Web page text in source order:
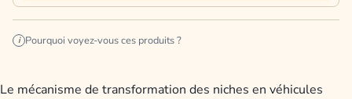
i Pourquoi voyez-vous ces produits ?
Le mécanisme de transformation des niches en véhicules